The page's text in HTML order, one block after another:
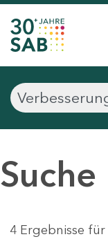
Suche
4 Ergebnisse für